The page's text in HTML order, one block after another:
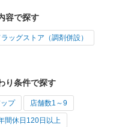
容で探す
ラッグストア（調剤併設）
り条件で探す
プ 店舗数1～9
間休日120日以上